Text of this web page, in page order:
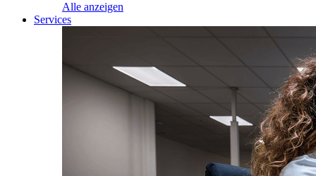
Alle anzeigen
Services